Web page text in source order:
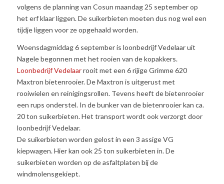
volgens de planning van Cosun maandag 25 september op
het erf klaar liggen. De suikerbieten moeten dus nog wel een
tijdje liggen voor ze opgehaald worden.
Woensdagmiddag 6 september is loonbedrijf Vedelaar uit
Nagele begonnen met het rooien van de kopakkers.
Loonbedrijf Vedelaarrooit met een 6 rijige Grimme 620
Maxtron bietenrooier. De Maxtron is uitgerust met
rooiwielen en reinigingsrollen. Tevens heeft de bietenrooier
een rups onderstel. In de bunker van de bietenrooier kan ca.
20 ton suikerbieten. Het transport wordt ook verzorgt door
loonbedrijf Vedelaar.
De suikerbieten worden gelost in een 3 assige VG
kiepwagen. Hier kan ook 25 ton suikerbieten in. De
suikerbieten worden op de asfaltplaten bij de
windmolensgekiept.